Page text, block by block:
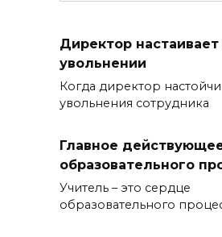
Директор настаивает
увольнении
Когда директор
увольнения сотрудника
Главное
образовательного
Учитель – это сердце
образовательного